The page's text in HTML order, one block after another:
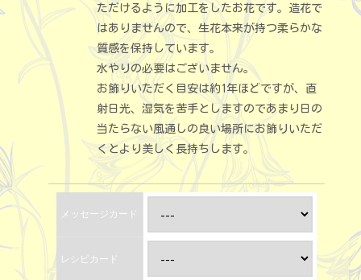
ただけるように加工をしたお花です。造花で
はありませんので、生花本来が持つ柔らかな
質感を保持しています。
水やりの必要はございません。
お飾りいただく目安は約1年ほどですが、直
射日光、湿気を苦手としますのであまり日の
当たらない風通しの良い場所にお飾りいただ
くとより美しく長持ちします。
メッセージカード
レシピカード